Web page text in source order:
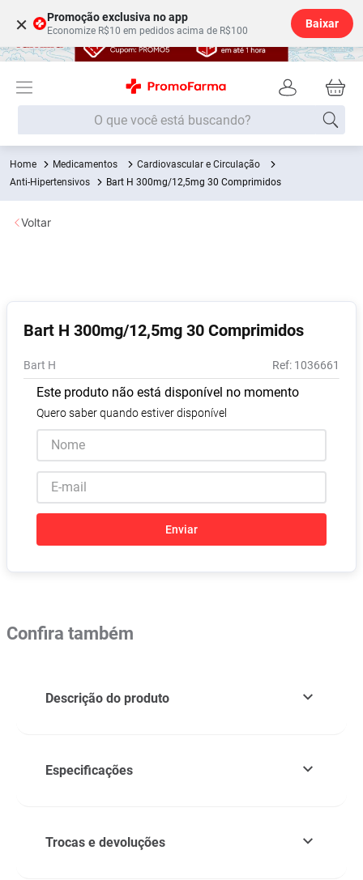
× Promoção exclusiva no app
Economize R$10 em pedidos acima de R$100
Baixar
O que você está buscando?
Medicamentos
Cardiovascular e Circulação
Anti-Hipertensivos
Bart H 300mg/12,5mg 30 Comprimidos
Bart H 300mg/12,5mg 30 Comprimidos
Bart H : 1036661
Este produto não está disponível no momento
Quero saber quando estiver disponível
Enviar
Voltar
Confira também
Descrição do produto
Especificações
Trocas e devoluções
Termos mais buscados
1º Fralda
2
5º Fralda G
6 Shampoo
8º Absorvente
9º Lavitan
10º Vitamina D